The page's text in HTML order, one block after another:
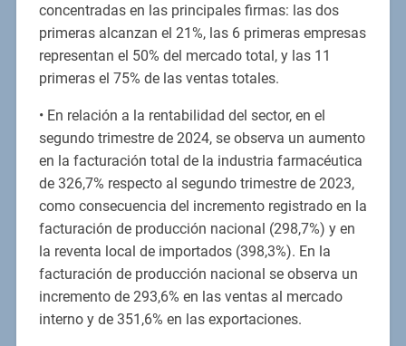
concentradas en las principales firmas: las dos
primeras alcanzan el 21%, las 6 primeras empresas
representan el 50% del mercado total, y las 11
primeras el 75% de las ventas totales.
• En relación a la rentabilidad del sector, en el
segundo trimestre de 2024, se observa un aumento
en la facturación total de la industria farmacéutica
de 326,7% respecto al segundo trimestre de 2023,
como consecuencia del incremento registrado en la
facturación de producción nacional (298,7%) y en
la reventa local de importados (398,3%). En la
facturación de producción nacional se observa un
incremento de 293,6% en las ventas al mercado
interno y de 351,6% en las exportaciones.